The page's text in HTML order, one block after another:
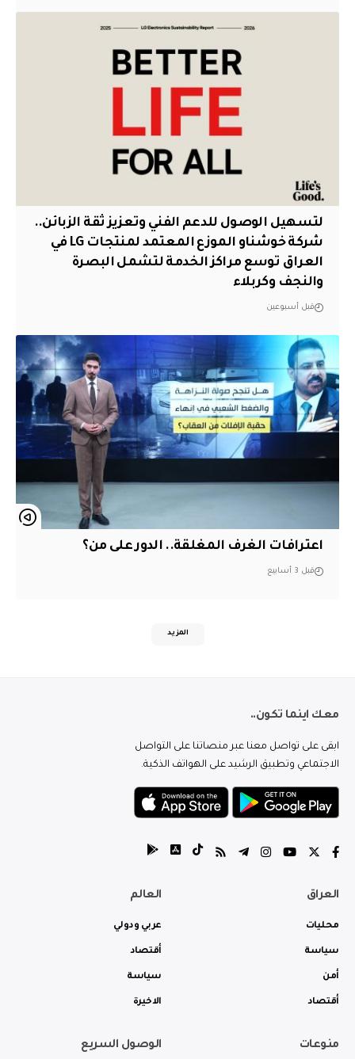
لتسهيل الوصول للدعم الفني وتعزيز ثقة الزبائن..
شركة خوشناو الموزع المعتمد لمنتجات LG في
العراق توسع مراكز الخدمة لتشمل البصرة
والنجف وكربلاء
قبل أسبوعين
اعترافات الغرف المغلقة.. الدور على من؟
قبل 3 أسابيع
المزيد
معك اينما تكون..
ابقى على تواصل معنا عبر منصاتنا على التواصل
الاجتماعي وتطبيق الرشيد على الهواتف الذكية.
العراق
محليات
سياسة
أمن
أقتصاد
العالم
عربي ودولي
أقتصاد
سياسة
الاخيرة
منوعات الوصول السريع